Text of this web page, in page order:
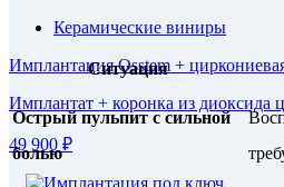
Керамические виниры
Имплантация Osstem +
Имплантат + коронка из диоксида
49 900 ₽
Ситуация
Острый пульпит с сильной
болью